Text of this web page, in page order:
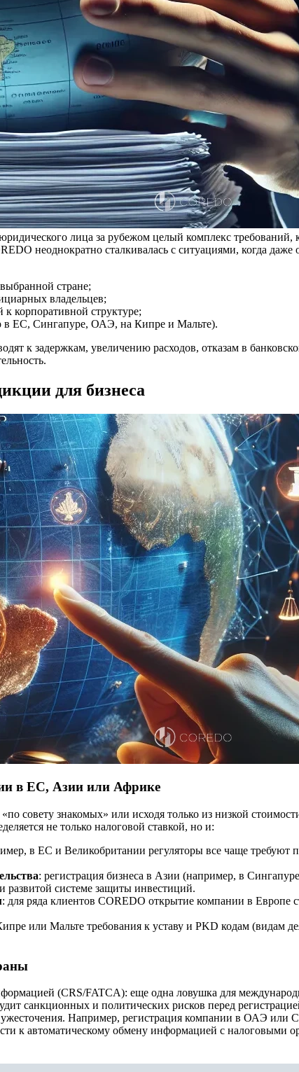
лица за рубежом целый комплекс требований,
неоднократно сталкивалась с ситуациями, когда
стране;
владельцев;
к корпоративной структуре;
в ЕС, Сингапуре, ОАЭ, на Кипре и Мальте).
к задержкам, увеличению расходов, отказам в
для бизнеса
в ЕС, Азии или Африке
совету знакомых» или исходя только из низкой
не только налоговой ставкой, но и:
в ЕС и Великобритании регуляторы все чаще требуют
: регистрация бизнеса в Азии (например, в
развитой системе защиты инвестиций.
: для ряда клиентов COREDO открытие компании в Европе
или Мальте требования к уставу и PKD кодам (видам
(CRS/FATCA): еще одна ловушка для
санкционных и политических рисков перед
Например, регистрация компании в ОАЭ или
к автоматическому обмену информацией с налоговыми